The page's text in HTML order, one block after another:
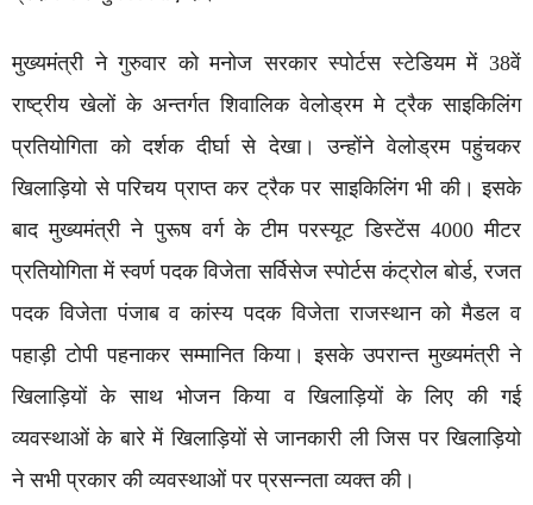
मुख्यमंत्री ने गुरुवार को मनोज सरकार स्पोर्टस स्टेडियम में 38वें
राष्ट्रीय खेलों के अन्तर्गत शिवालिक वेलोड्रम मे ट्रैक साइकिलिंग
प्रतियोगिता को दर्शक दीर्घा से देखा। उन्होंने वेलोड्रम पहुंचकर
खिलाड़ियो से परिचय प्राप्त कर ट्रैक पर साइकिलिंग भी की। इसके
बाद मुख्यमंत्री ने पुरूष वर्ग के टीम परस्यूट डिस्टेंस 4000 मीटर
प्रतियोगिता में स्वर्ण पदक विजेता सर्विसेज स्पोर्टस कंट्रोल बोर्ड, रजत
पदक विजेता पंजाब व कांस्य पदक विजेता राजस्थान को मैडल व
पहाड़ी टोपी पहनाकर सम्मानित किया। इसके उपरान्त मुख्यमंत्री ने
खिलाड़ियों के साथ भोजन किया व खिलाड़ियों के लिए की गई
व्यवस्थाओं के बारे में खिलाड़ियों से जानकारी ली जिस पर खिलाड़ियो
ने सभी प्रकार की व्यवस्थाओं पर प्रसन्नता व्यक्त की।